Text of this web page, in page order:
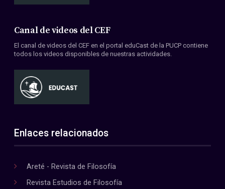
Canal de videos del CEF
El canal de videos del CEF en el portal eduCast de la PUCP contiene
todos los videos disponibles de nuestras actividades.
Enlaces relacionados
Areté - Revista de Filosofía
Revista Estudios de Filosofía